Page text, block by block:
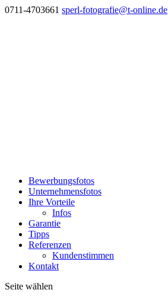
0711-4703661 sperl-fotografie@t-online.de
Bewerbungsfotos
Unternehmensfotos
Ihre Vorteile
Infos
Garantie
Tipps
Referenzen
Kundenstimmen
Kontakt
Seite wählen